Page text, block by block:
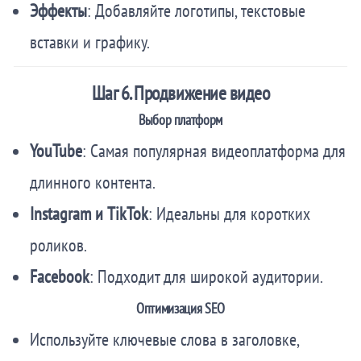
Эффекты: Добавляйте логотипы, текстовые
вставки и графику.
Шаг 6. Продвижение видео
Выбор платформ
YouTube: Самая популярная видеоплатформа для
длинного контента.
Instagram и TikTok: Идеальны для коротких
роликов.
Facebook: Подходит для широкой аудитории.
Оптимизация SEO
Используйте ключевые слова в заголовке,